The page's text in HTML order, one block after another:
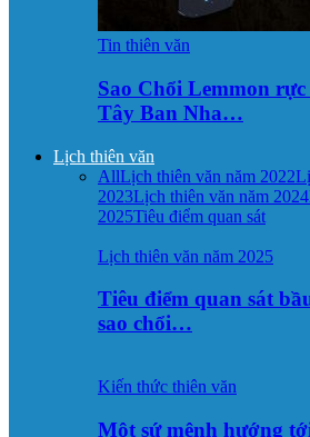
Tin thiên văn
Sao Chổi Lemmon
Tây Ban Nha…
Lịch thiên văn
AllLịch thiên văn năm 2022
2023Lịch thiên văn năm 2024
2025Tiêu điểm quan sát
Lịch thiên văn năm 2025
Tiêu điểm quan sát
sao chổi…
Kiến thức thiên văn
Một sứ mệnh hướng